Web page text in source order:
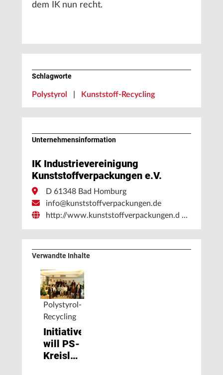
dem IK nun recht.
Schlagworte
Polystyrol Kunststoff-Recycling
Unternehmens­information
IK Industrievereinigung
Kunststoffverpackungen e.V.
D 61348 Bad Homburg
info@kunststoffverpackungen.de
http://www.kunststoffverpackungen.d …
Verwandte Inhalte
Polystyrol-
Recycling
Initiative
will PS-
Kreislauf